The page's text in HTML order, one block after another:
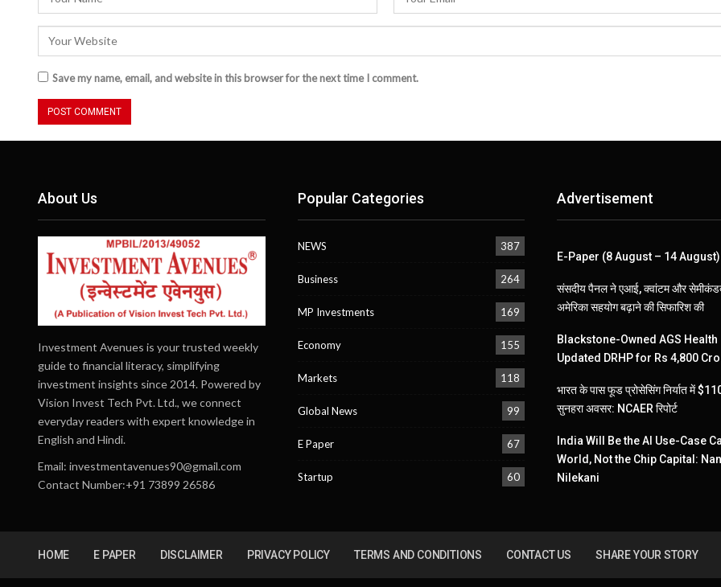
Save my name, email, and website in this browser for the next time I comment.
About Us
Investment Avenues is your trusted weekly
guide to financial literacy, simplifying
investment insights since 2014. Powered by
Vision Invest Tech Pvt. Ltd., we connect
everyday readers with expert knowledge in
English and Hindi.
Email: investmentavenues90@gmail.com
Contact Number:+91 73899 26586
Popular Categories
NEWS 387
Business 264
MP Investments 169
Economy 155
Markets 118
Global News 99
E Paper 67
Startup 60
Advertisement
E-Paper (8 August – 14 August)
संसदीय पैनल ने एआई, क्वांटम और
अमेरिका सहयोग बढ़ाने की सिफारिश की
Blackstone-Owned AGS Health
Updated DRHP for Rs 4,800
भारत के पास फूड प्रोसेसिंग निर्यात में
सुनहरा अवसर: NCAER रिपोर्ट
India Will Be the AI Use-Case
World, Not the Chip Capital:
Nilekani
HOME E PAPER DISCLAIMER PRIVACY POLICY TERMS AND CONDITIONS CONTACT US SHARE YOUR STORY